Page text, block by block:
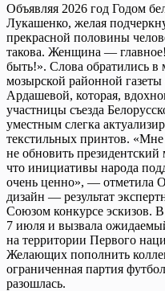
Объявляя 2026 год Годом
Лукашенко, желая
прекрасной половины
такова. Женщина —
быть!». Слова обратились в
мозырской районной
Ардашевой, которая,
участницы съезда
уместным слегка
текстильных принтов.
не обновить
что инициативы народа
очень ценно», — отметила
дизайн — результат
Союзом конкурсе эскизов.
7 июля и вызвала
на территории Первого
Желающих пополнить
ограниченная партия
разошлась.